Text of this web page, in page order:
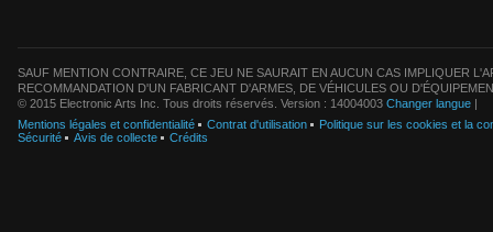
SAUF MENTION CONTRAIRE, CE JEU NE SAURAIT EN AUCUN CAS IMPLIQUER
RECOMMANDATION D'UN FABRICANT D'ARMES, DE VÉHICULES OU
© 2015 Electronic Arts Inc. Tous droits réservés. Version : 14004003 Changer langue |
Mentions légales et confidentialité
Contrat d'utilisation
Politique sur les cookies et la
Sécurité
Avis de collecte Crédits